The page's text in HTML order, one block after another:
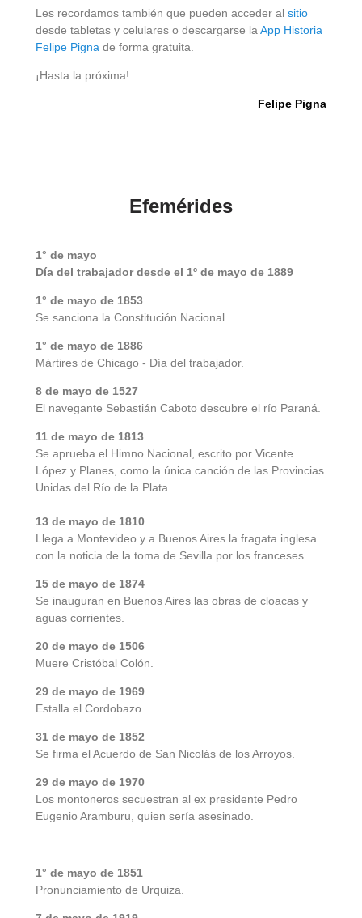
Les recordamos también que pueden acceder al sitio
desde tabletas y celulares o descargarse la App Historia
Felipe Pigna de forma gratuita.
¡Hasta la próxima!
Felipe Pigna
Efemérides
1° de mayo
Día del trabajador desde el 1º de mayo de 1889
1° de mayo de 1853
Se sanciona la Constitución Nacional.
1° de mayo de 1886
Mártires de Chicago - Día del trabajador.
8 de mayo de 1527
El navegante Sebastián Caboto descubre el río Paraná.
11 de mayo de 1813
Se aprueba el Himno Nacional, escrito por Vicente
López y Planes, como la única canción de las Provincias
Unidas del Río de la Plata.
13 de mayo de 1810
Llega a Montevideo y a Buenos Aires la fragata inglesa
con la noticia de la toma de Sevilla por los franceses.
15 de mayo de 1874
Se inauguran en Buenos Aires las obras de cloacas y
aguas corrientes.
20 de mayo de 1506
Muere Cristóbal Colón.
29 de mayo de 1969
Estalla el Cordobazo.
31 de mayo de 1852
Se firma el Acuerdo de San Nicolás de los Arroyos.
29 de mayo de 1970
Los montoneros secuestran al ex presidente Pedro
Eugenio Aramburu, quien sería asesinado.
1° de mayo de 1851
Pronunciamiento de Urquiza.